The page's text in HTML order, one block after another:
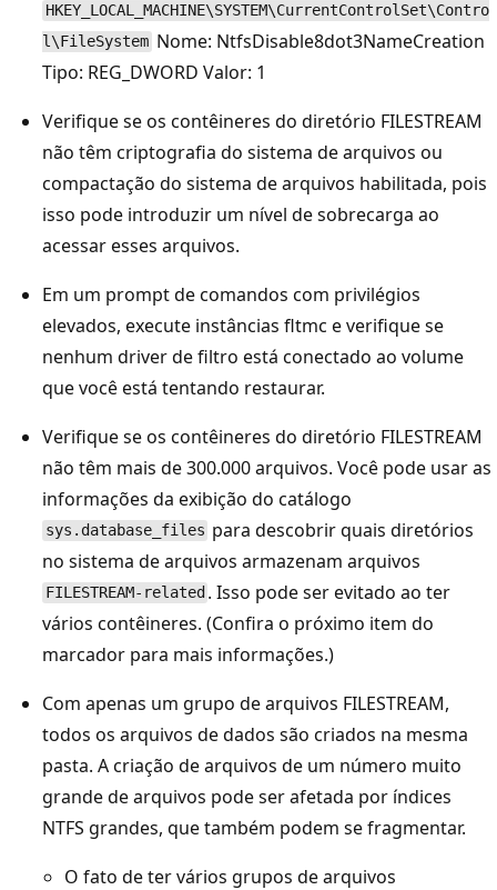
HKEY_LOCAL_MACHINE\SYSTEM\CurrentControlSet\Contro
l\FileSystem Nome: NtfsDisable8dot3NameCreation
Tipo: REG_DWORD Valor: 1
Verifique se os contêineres do diretório FILESTREAM
não têm criptografia do sistema de arquivos ou
compactação do sistema de arquivos habilitada, pois
isso pode introduzir um nível de sobrecarga ao
acessar esses arquivos.
Em um prompt de comandos com privilégios
elevados, execute instâncias fltmc e verifique se
nenhum driver de filtro está conectado ao volume
que você está tentando restaurar.
Verifique se os contêineres do diretório FILESTREAM
não têm mais de 300.000 arquivos. Você pode usar as
informações da exibição do catálogo
sys.database_files para descobrir quais diretórios
no sistema de arquivos armazenam arquivos
FILESTREAM-related . Isso pode ser evitado ao ter
vários contêineres. (Confira o próximo item do
marcador para mais informações.)
Com apenas um grupo de arquivos FILESTREAM,
todos os arquivos de dados são criados na mesma
pasta. A criação de arquivos de um número muito
grande de arquivos pode ser afetada por índices
NTFS grandes, que também podem se fragmentar.
O fato de ter vários grupos de arquivos